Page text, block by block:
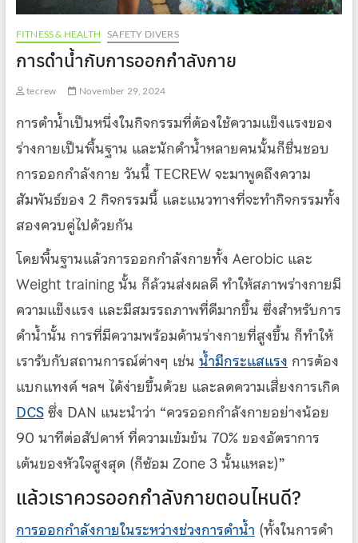
FITNESS & HEALTH SAFETY DIVERS
การดำน้ำกับการออกกำลังกาย
tecrew November 29, 2024
การดำน้ำเป็นหนึ่งในกิจกรรมที่ต้องใช้ความแข็งแรงของ
ร่างกายเป็นพื้นฐาน และนักดำน้ำหลายคนนั้นก็ชื่นชอบ
การออกกำลังกาย วันนี้ TECREW จะมาพูดถึงความ
สัมพันธ์ของ 2 กิจกรรมนี้ และแนวทางที่จะทำกิจกรรมทั้ง
สองควบคู่ไปด้วยกัน
โดยพื้นฐานแล้วการออกกำลังกายทั้ง Aerobic และ
Weight training นั้น ก็ล้วนส่งผลดี ทำให้สภาพร่างกายมี
ความแข็งแรง และมีสมรรถภาพที่ดีมากขึ้น ซึ่งสำหรับการ
ดำน้ำนั้น การที่มีความพร้อมด้านร่างกายที่สูงขึ้น ก็ทำให้
เรารับกับสถานการณ์ต่างๆ เช่นน้ำมีกระแสแรงการต้อง
แบกแทงค์ ฯลฯ ได้ง่ายขึ้นด้วย และลดความเสี่ยงการเกิด
DCSซึ่ง DAN แนะนำว่า “ควรออกกำลังกายอย่างน้อย
90 นาทีต่อสัปดาห์ ที่ความเข้มข้น 70% ของอัตราการ
เต้นของหัวใจสูงสุด (ก็ซ้อม Zone 3 นั้นแหละ)”
แล้วเราควรออกกำลังกายตอนไหนดี?
การออกกำลังกายในระหว่างช่วงการดำน้ำ(ทั้งในการดำ